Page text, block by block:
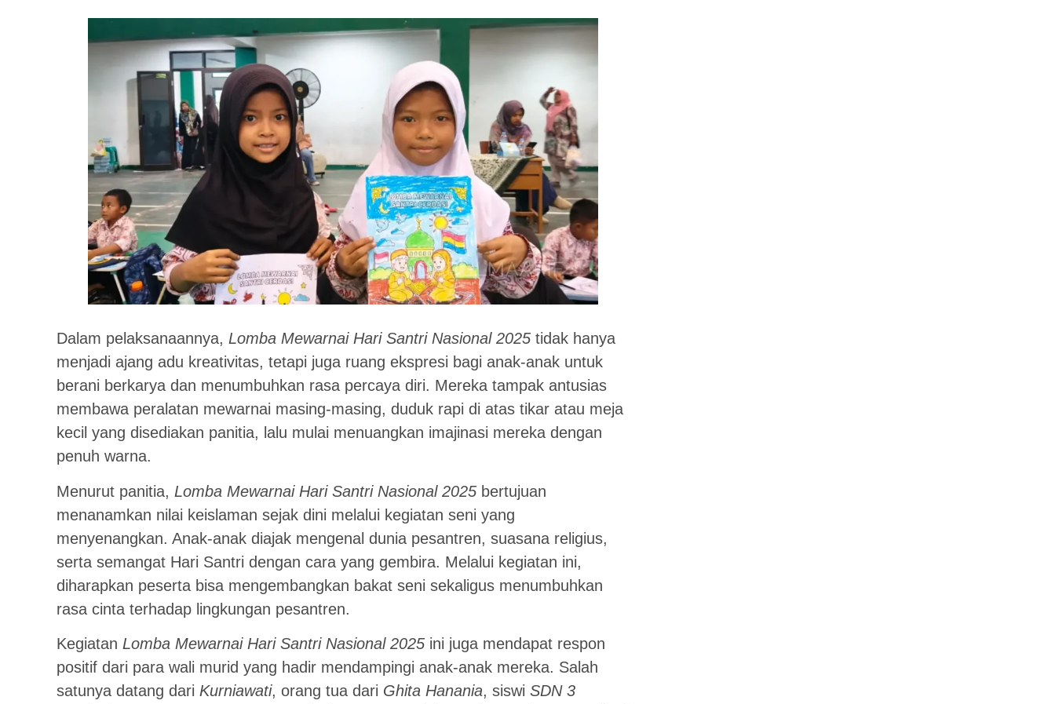
Dalam pelaksanaannya, Lomba Mewarnai Hari Santri Nasional 2025 tidak hanya
menjadi ajang adu kreativitas, tetapi juga ruang ekspresi bagi anak-anak untuk
berani berkarya dan menumbuhkan rasa percaya diri. Mereka tampak antusias
membawa peralatan mewarnai masing-masing, duduk rapi di atas tikar atau meja
kecil yang disediakan panitia, lalu mulai menuangkan imajinasi mereka dengan
penuh warna.
Menurut panitia, Lomba Mewarnai Hari Santri Nasional 2025 bertujuan
menanamkan nilai keislaman sejak dini melalui kegiatan seni yang
menyenangkan. Anak-anak diajak mengenal dunia pesantren, suasana religius,
serta semangat Hari Santri dengan cara yang gembira. Melalui kegiatan ini,
diharapkan peserta bisa mengembangkan bakat seni sekaligus menumbuhkan
rasa cinta terhadap lingkungan pesantren.
Kegiatan Lomba Mewarnai Hari Santri Nasional 2025 ini juga mendapat respon
positif dari para wali murid yang hadir mendampingi anak-anak mereka. Salah
satunya datang dari Kurniawati, orang tua dari Ghita Hanania, siswi SDN 3